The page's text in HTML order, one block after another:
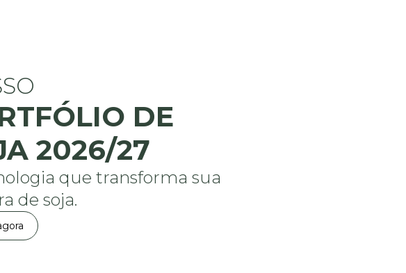
DE
2026/27
que transforma sua
de soja.